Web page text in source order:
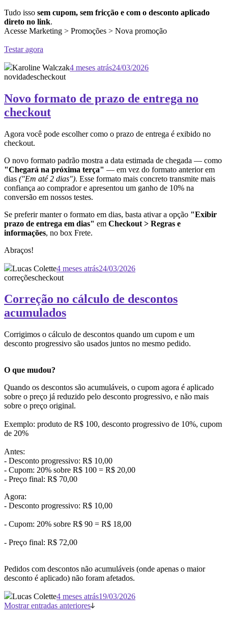
Tudo isso sem cupom, sem fricção e com o desconto aplicado
direto no link.
Acesse Marketing > Promoções > Nova promoção
Testar agora
Karoline Walczak4 meses atrás24/03/2026
novidadescheckout
Novo formato de prazo de entrega no
checkout
Agora você pode escolher como o prazo de entrega é exibido no
checkout.
O novo formato padrão mostra a data estimada de chegada — como
"Chegará na próxima terça" — em vez do formato anterior em
dias ("Em até 2 dias"). Esse formato mais concreto transmite mais
confiança ao comprador e apresentou um ganho de 10% na
conversão em nossos testes.
Se preferir manter o formato em dias, basta ativar a opção "Exibir
prazo de entrega em dias" em Checkout > Regras e
informações, no box Frete.
Abraços!
Lucas Colette4 meses atrás24/03/2026
correçõescheckout
Correção no cálculo de descontos
acumulados
Corrigimos o cálculo de descontos quando um cupom e um
desconto progressivo são usados juntos no mesmo pedido.
O que mudou?
Quando os descontos são acumuláveis, o cupom agora é aplicado
sobre o preço já reduzido pelo desconto progressivo, e não mais
sobre o preço original.
Exemplo: produto de R$ 100, desconto progressivo de 10%, cupom
de 20%
Antes:
- Desconto progressivo: R$ 10,00
- Cupom: 20% sobre R$ 100 = R$ 20,00
- Preço final: R$ 70,00
Agora:
- Desconto progressivo: R$ 10,00
- Cupom: 20% sobre R$ 90 = R$ 18,00
- Preço final: R$ 72,00
Pedidos com descontos não acumuláveis (onde apenas o maior
desconto é aplicado) não foram afetados.
Lucas Colette4 meses atrás19/03/2026
Mostrar entradas anteriores